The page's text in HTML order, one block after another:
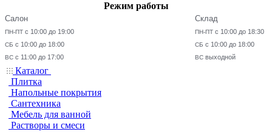
Режим работы
Салон
ПН-ПТ с 10:00 до 19:00
СБ с 10:00 до 18:00
ВС с 11:00 до 17:00
Склад
ПН-ПТ с 10:00 до 18:30
СБ с 10:00 до 18:00
ВС выходной
Каталог
Плитка
Напольные покрытия
Сантехника
Мебель для ванной
Растворы и смеси